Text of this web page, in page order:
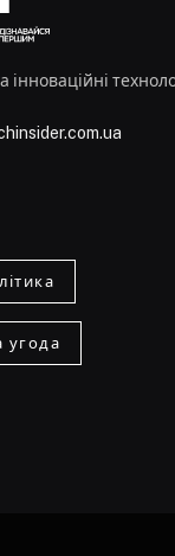
інноваційні
угода